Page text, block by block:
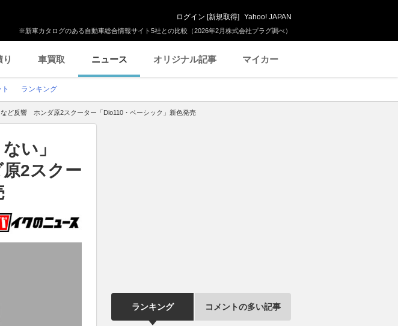
※新車カタログのある自動車総合情報サイト5社との比較（2026年2月株式会社プラグ調べ）
ログイン [新規取得] Yahoo! JAPAN
り 車買取 ニュース オリジナル記事 マイカー
ランキング
ど反響 ホンダ原2スクーター「Dio110・ベーシック」新色発売
い」
2スクー
ランキング コメントの多い記事